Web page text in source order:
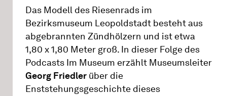
Das Modell des Riesenrads im
Bezirksmuseum Leopoldstadt besteht aus
abgebrannten Zündhölzern und ist etwa
1,80 x 1,80 Meter groß. In dieser Folge des
Podcasts Im Museum erzählt Museumsleiter
Georg Friedler über die
Enststehungsgeschichte dieses